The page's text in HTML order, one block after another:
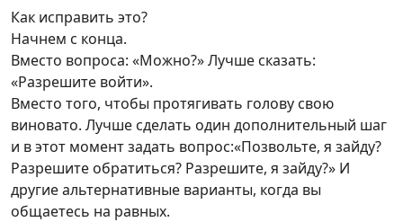
Как исправить это?
Начнем с конца.
Вместо вопроса: «Можно?» Лучше сказать:
«Разрешите войти».
Вместо того, чтобы протягивать голову свою
виновато. Лучше сделать один дополнительный шаг
и в этот момент задать вопрос:«Позвольте, я зайду?
Разрешите обратиться? Разрешите, я зайду?» И
другие альтернативные варианты, когда вы
общаетесь на равных.